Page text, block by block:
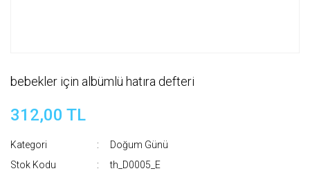
bebekler için albümlü hatıra defteri
312,00 TL
Kategori
Doğum Günü
Stok Kodu
th_D0005_E